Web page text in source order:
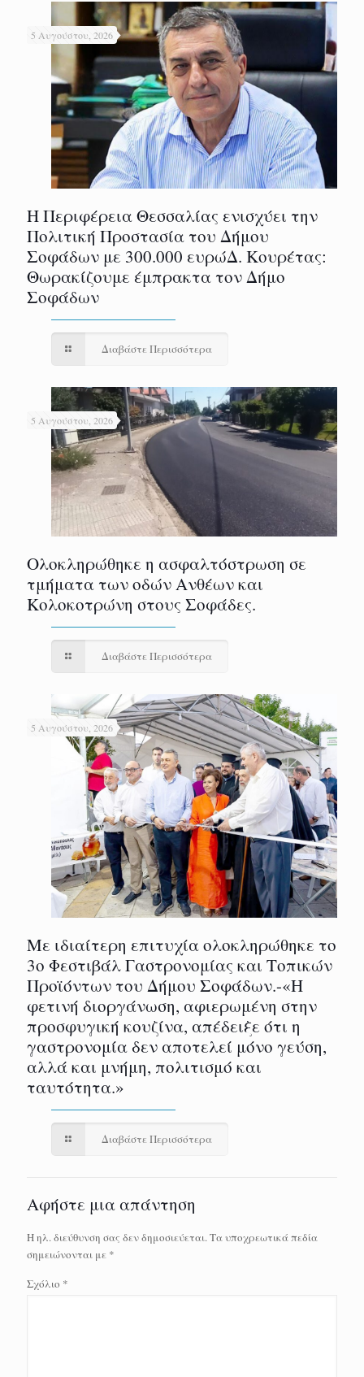
5 Αυγούστου, 2026
Η Περιφέρεια Θεσσαλίας ενισχύει την
Πολιτική Προστασία του Δήμου
Σοφάδων με 300.000 ευρώΔ. Κουρέτας:
Θωρακίζουμε έμπρακτα τον Δήμο
Σοφάδων
Διαβάστε Περισσότερα
5 Αυγούστου, 2026
Ολοκληρώθηκε η ασφαλτόστρωση σε
τμήματα των οδών Ανθέων και
Κολοκοτρώνη στους Σοφάδες.
Διαβάστε Περισσότερα
5 Αυγούστου, 2026
Με ιδιαίτερη επιτυχία ολοκληρώθηκε το
3ο Φεστιβάλ Γαστρονομίας και Τοπικών
Προϊόντων του Δήμου Σοφάδων.-«Η
φετινή διοργάνωση, αφιερωμένη στην
προσφυγική κουζίνα, απέδειξε ότι η
γαστρονομία δεν αποτελεί μόνο γεύση,
αλλά και μνήμη, πολιτισμό και
ταυτότητα.»
Διαβάστε Περισσότερα
Αφήστε μια απάντηση
Η ηλ. διεύθυνση σας δεν δημοσιεύεται.Τα υποχρεωτικά πεδία
σημειώνονται με *
Σχόλιο *